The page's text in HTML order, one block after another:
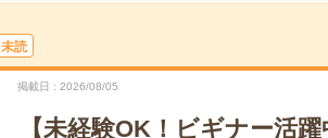
未読
掲載日 2026/08/05
【未経験OK！ビギナー活